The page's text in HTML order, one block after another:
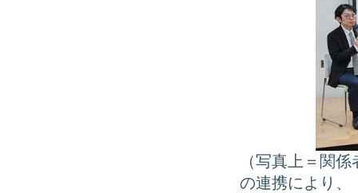
（写真上＝関
の連携により、